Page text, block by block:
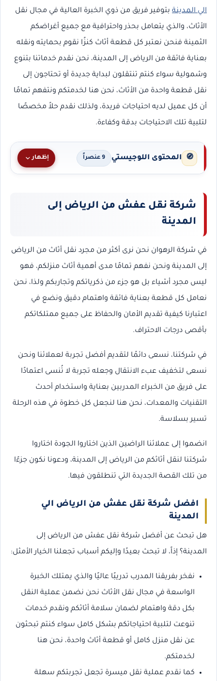
الي المدينة بتوفير فريق من ذوي الخبرة العالية في مجال نقل
الأثاث، والذي يتعامل بحذر واحترافية مع جميع أغراضكم
الثمينة فنحن نعتبر كل قطعة أثاث كنزًا نقوم بحمايته ونقله
بعناية فائقة من الرياض إلى المدينة، نحن نقدم خدماتنا بتنوع
وشمولية سواء كنتم تنتقلون لبداية جديدة أو تحتاجون إلى
نقل قطعة واحدة من الأثاث، نحن هنا لخدمتكم ونتفهم تمامًا
أن كل عميل لديه احتياجات فريدة، ولذلك نقدم حلاً مخصصًا
لتلبية تلك الاحتياجات بدقة وكفاءة.
🧭 المحتوى اللوجيستي 9 عنصراً إظهار
شركة نقل عفش من الرياض إلى
المدينة
في شركة الرهوان نحن نرى أكثر من مجرد نقل أثاث من الرياض
إلى المدينة ونحن نفهم تمامًا مدى أهمية أثاث منزلكم، فهو
ليس مجرد أشياء بل هو جزء من ذكرياتكم وتجاربكم ولذا، نحن
نعامل كل قطعة بعناية فائقة واهتمام دقيق ونضع في
اعتبارنا كيفية تقديم الأمان والحفاظ على جميع ممتلكاتكم
بأقصى درجات الاحتراف.
في شركتنا، نسعى دائمًا لتقديم أفضل تجربة لعملائنا ونحن
نسعى لتخفيف عبء الانتقال وجعله تجربة لا تُنسى اعتمادًا
على فريق من الخبراء المدربين بعناية واستخدام أحدث
التقنيات والمعدات، نحن هنا لنجعل كل خطوة في هذه الرحلة
تسير بسلاسة.
انضموا إلى عملائنا الراضين الذين اختاروا الجودة اختاروا
شركتنا لنقل أثاثكم من الرياض إلى المدينة، ودعونا نكون جزءًا
من تلك القصة الجديدة التي تنطلقون فيها.
افضل شركة نقل عفش من الرياض الي
المدينة
هل تبحث عن أفضل شركة نقل عفش من الرياض إلى
المدينة؟ إذاً، لا تبحث بعيدًا وإليكم أسباب تجعلنا الخيار الأمثل:
نفخر بفريقنا المدرب تدريبًا عاليًا والذي يمتلك الخبرة
الواسعة في مجال نقل الأثاث نحن نضمن عملية النقل
بكل دقة واهتمام لضمان سلامة أثاثكم ونقدم خدمات
تنوعت لتلبية احتياجاتكم بشكل كامل سواء كنتم تبحثون
عن نقل منزل كامل أو قطعة أثاث واحدة، نحن هنا
لخدمتكم.
كما نقدم عملية نقل ميسرة تجعل تجربتكم سهلة